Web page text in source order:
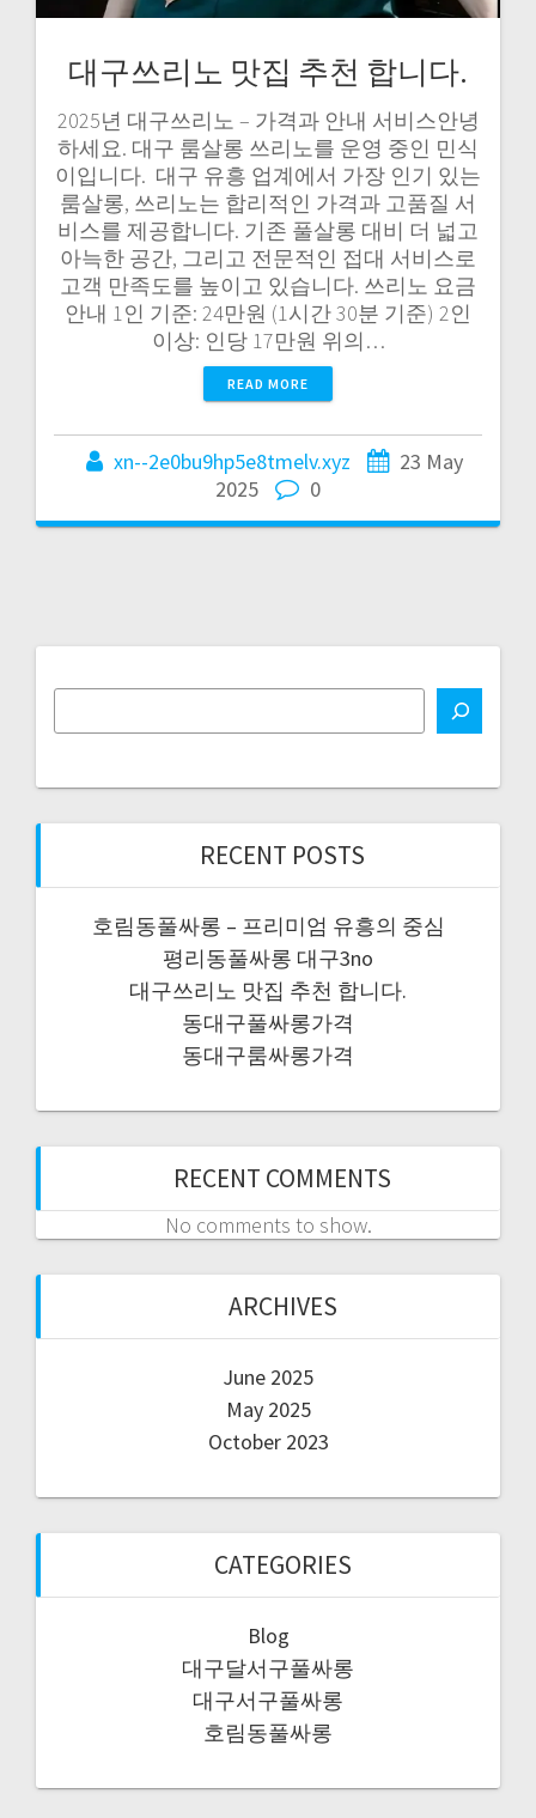
대구쓰리노 맛집 추천 합니다.
2025년 대구쓰리노 – 가격과 안내 서비스안녕
하세요. 대구 룸살롱 쓰리노를 운영 중인 민식
이입니다. ​ 대구 유흥 업계에서 가장 인기 있는
룸살롱, 쓰리노는 합리적인 가격과 고품질 서
비스를 제공합니다. 기존 풀살롱 대비 더 넓고
아늑한 공간, 그리고 전문적인 접대 서비스로
고객 만족도를 높이고 있습니다. 쓰리노 요금
안내 1인 기준: 24만원 (1시간 30분 기준) 2인
이상: 인당 17만원 위의…
READ MORE
xn--2e0bu9hp5e8tmelv.xyz
23 May
2025
0
RECENT POSTS
호림동풀싸롱 – 프리미엄 유흥의 중심
평리동풀싸롱 대구3no
대구쓰리노 맛집 추천 합니다.
동대구풀싸롱가격
동대구룸싸롱가격
RECENT COMMENTS
No comments to show.
ARCHIVES
June 2025
May 2025
October 2023
CATEGORIES
Blog
대구달서구풀싸롱
대구서구풀싸롱
호림동풀싸롱